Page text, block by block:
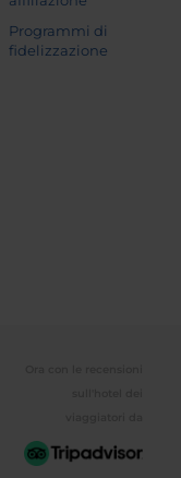
Programmi di
fidelizzazione